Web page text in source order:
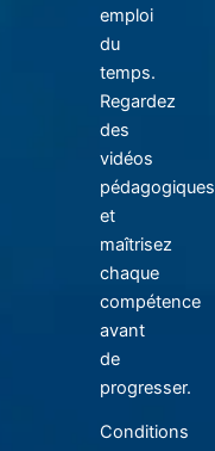
emploi
du
temps.
Regardez
des
vidéos
pédagogiques
et
maîtrisez
chaque
compétence
avant
de
progresser.
Conditions